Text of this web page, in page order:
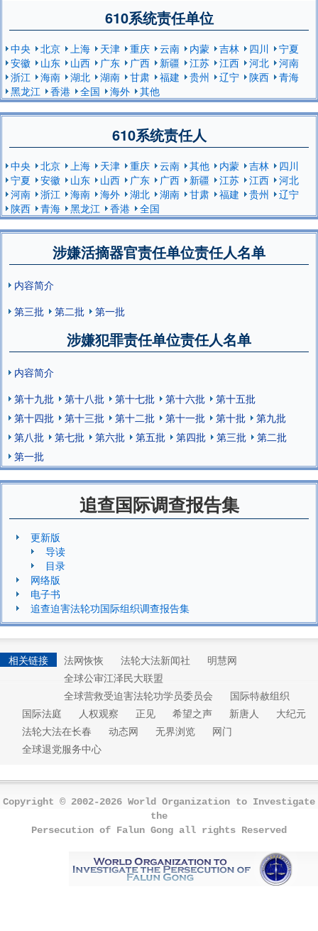
610系统责任单位
中央 北京 上海 天津 重庆 云南 内蒙 吉林 四川
宁夏
安徽
山东 山西 广东 广西 新疆 江苏 江西 河北
河南
浙江
海南 湖北 湖南 甘肃 福建 贵州 辽宁 陕西
青海
黑龙江
香港 全国 海外 其他
610系统责任人
中央 北京 上海 天津 重庆 云南 其他 内蒙 吉林
四川
宁夏
安徽 山东 山西 广东 广西 新疆 江苏 江西
河北
河南
浙江 海南 海外 湖北 湖南 甘肃 福建 贵州
辽宁
陕西
青海 黑龙江 香港 全国
涉嫌活摘器官责任单位责任人名单
内容简介
第三批
第二批 第一批
涉嫌犯罪责任单位责任人名单
内容简介
第十九批
第十八批 第十七批 第十六批
第十五批
第十四批
第十三批 第十二批 第十一批 第十批
第九批
第八批
第七批 第六批 第五批 第四批 第三批
第二批
第一批
追查国际调查报告集
更新版
导读
目录
网络版
电子书
追查迫害法轮功国际组织调查报告集
相关链接 法网恢恢 法轮大法新闻社
明慧网
全球公审江泽民大联盟
全球营救受迫害法轮功学员委员会
国际特赦组织
国际法庭
人权观察 正见 希望之声 新唐人
大纪元
法轮大法在长春
动态网 无界浏览
网门
全球退党服务中心
Copyright © 2002-2026 World Organization to Investigate
the
Persecution of Falun Gong all rights Reserved